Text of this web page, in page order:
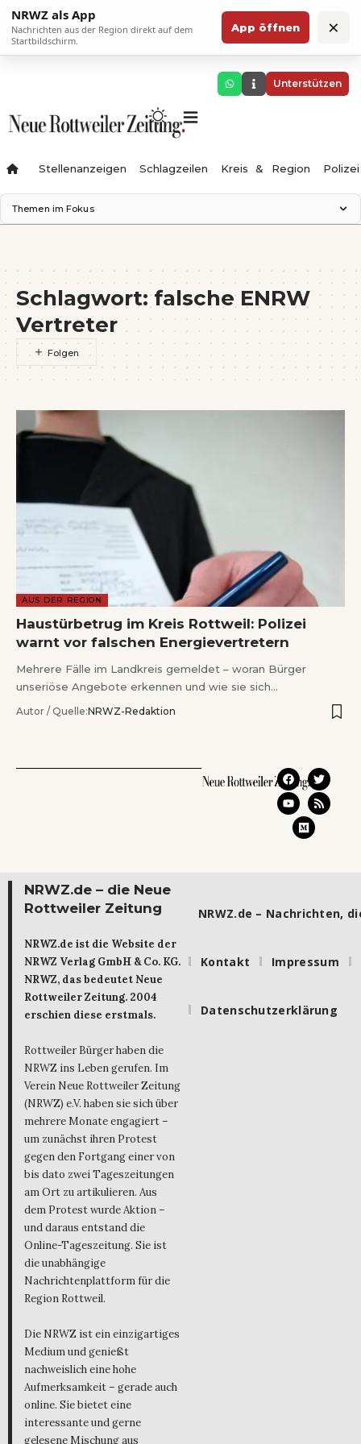
NRWZ als App
Nachrichten aus der Region direkt auf dem
Startbildschirm.
App öffnen ×
Unterstützen
Stellenanzeigen Schlagzeilen Kreis & Region Polizei
Themen im Fokus
Science Center
Ferienzauber '26
Testturm
Neckarline
Gäubahn
Schlagwort:falsche ENRW
Vertreter
AUS DER REGION
Haustürbetrug im Kreis Rottweil: Polizei
warnt vor falschen Energievertretern
Mehrere Fälle im Landkreis gemeldet – woran Bürger
unseriöse Angebote erkennen und wie sie sich…
Autor / Quelle:NRWZ-Redaktion
NRWZ.de – die Neue
Rottweiler Zeitung
NRWZ.de ist die Website der
NRWZ Verlag GmbH & Co. KG.
NRWZ, das bedeutet Neue
Rottweiler Zeitung. 2004
erschien diese erstmals.
Rottweiler Bürger haben die
NRWZ ins Leben gerufen. Im
Verein Neue Rottweiler Zeitung
(NRWZ) e.V. haben sie sich über
mehrere Monate engagiert –
um zunächst ihren Protest
gegen den Fortgang einer von
bis dato zwei Tageszeitungen
am Ort zu artikulieren. Aus
dem Protest wurde Aktion –
und daraus entstand die
Online-Tageszeitung. Sie ist
die unabhängige
Nachrichtenplattform für die
Region Rottweil.
Die NRWZ ist ein einzigartiges
Medium und genießt
nachweislich eine hohe
Aufmerksamkeit – gerade auch
online. Sie bietet eine
interessante und gerne
gelesene Mischung aus
NRWZ.de – Nachrichten,
Kontakt Impressum
Datenschutzerklärung